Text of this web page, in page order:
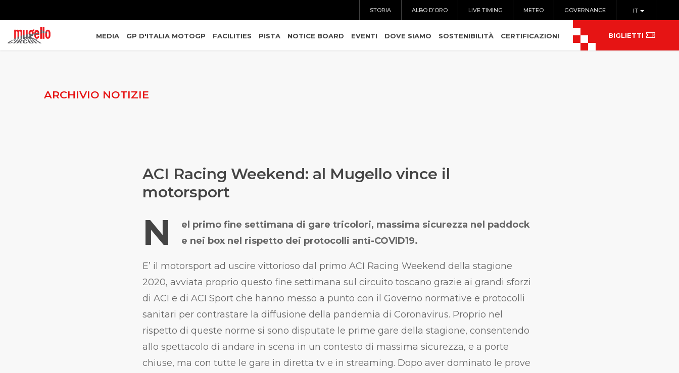
IT
STORIA ALBO D’ORO LIVE TIMING METEO GOVERNANCE
MEDIA GP D'ITALIA MOTOGP FACILITIES PISTA NOTICE BOARD EVENTI DOVE SIAMO SOSTENIBILITÀ CERTIFICAZIONI BIGLIETTI
ARCHIVIO NOTIZIE
ACI Racing Weekend: al Mugello vince il
motorsport
N
el primo fine settimana di gare tricolori, massima sicurezza nel paddock
e nei box nel rispetto dei protocolli anti-COVID19.
E’ il motorsport ad uscire vittorioso dal primo ACI Racing Weekend della stagione
2020, avviata proprio questo fine settimana sul circuito toscano grazie ai grandi sforzi
di ACI e di ACI Sport che hanno messo a punto con il Governo normative e protocolli
sanitari per contrastare la diffusione della pandemia di Coronavirus. Proprio nel
rispetto di queste norme si sono disputate le prime gare della stagione, consentendo
allo spettacolo di andare in scena in un contesto di massima sicurezza, e a porte
chiuse, ma con tutte le gare in diretta tv e in streaming. Dopo aver dominato le prove